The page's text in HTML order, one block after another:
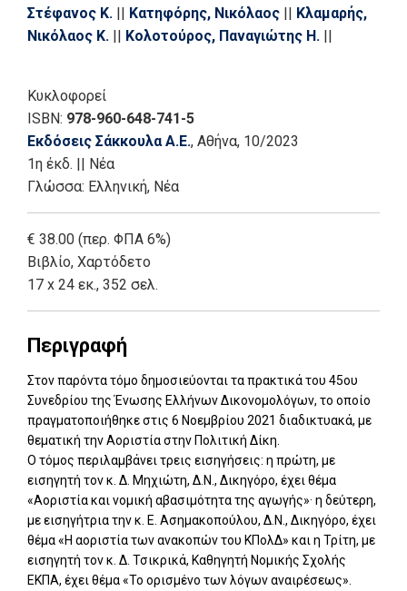
Στέφανος Κ. || Κατηφόρης, Νικόλαος || Κλαμαρής,
Νικόλαος Κ. || Κολοτούρος, Παναγιώτης Η. ||
|| Μαρκουλάκης, Μιχαήλ
|| Νάκης, Νικόλαος || Ορφανίδης, Γεώργιος
Πανταζόπουλος, Στέφανος Στ. || Παπανικολάου,
Δημήτρης || Παπασαράντου, Κωνσταντίνος
Πλεύρη, Άννα Εμ. νομικός
Ν. || Τσαντίνης, Σπύρος Κ. || Τσικρικάς, Δημήτριος
Α.
Κυκλοφορεί
ISBN: 978-960-648-741-5
Εκδόσεις Σάκκουλα Α.Ε., Αθήνα, 10/2023
1η έκδ. || Νέα
Γλώσσα: Ελληνική, Νέα
€ 38.00 (περ. ΦΠΑ 6%)
Βιβλίο, Χαρτόδετο
17 x 24 εκ., 352 σελ.
Περιγραφή
Στον παρόντα τόμο δημοσιεύονται τα πρακτικά του 45ου
Συνεδρίου της Ένωσης Ελλήνων Δικονομολόγων, το οποίο
πραγματοποιήθηκε στις 6 Νοεμβρίου 2021 διαδικτυακά, με
θεματική την Αοριστία στην Πολιτική Δίκη.
Ο τόμος περιλαμβάνει τρεις εισηγήσεις: η πρώτη, με
εισηγητή τον κ. Δ. Μηχιώτη, Δ.Ν., Δικηγόρο, έχει θέμα
«Αοριστία και νομική αβασιμότητα της αγωγής»· η δεύτερη,
με εισηγήτρια την κ. Ε. Ασημακοπούλου, Δ.Ν., Δικηγόρο, έχει
θέμα «Η αοριστία των ανακοπών του ΚΠολΔ» και η Τρίτη, με
εισηγητή τον κ. Δ. Τσικρικά, Καθηγητή Νομικής Σχολής
ΕΚΠΑ, έχει θέμα «Το ορισμένο των λόγων αναιρέσεως».